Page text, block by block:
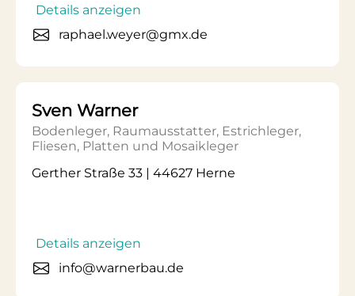
Details anzeigen
raphael.weyer@gmx.de
Sven Warner
Bodenleger, Raumausstatter, Estrichleger,
Fliesen, Platten und Mosaikleger
Gerther Straße 33 | 44627 Herne
Details anzeigen
info@warnerbau.de